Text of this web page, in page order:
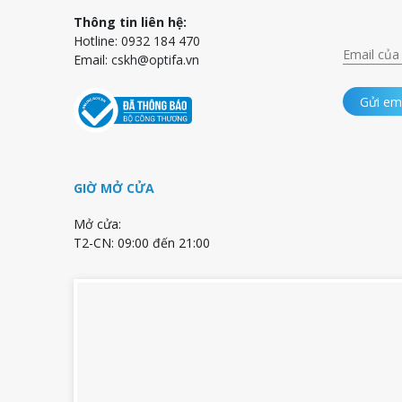
Thông tin liên hệ:
Hotline: 0932 184 470
Email: cskh@optifa.vn
Gửi
GIỜ MỞ CỬA
Mở cửa:
T2-CN: 09:00 đến 21:00